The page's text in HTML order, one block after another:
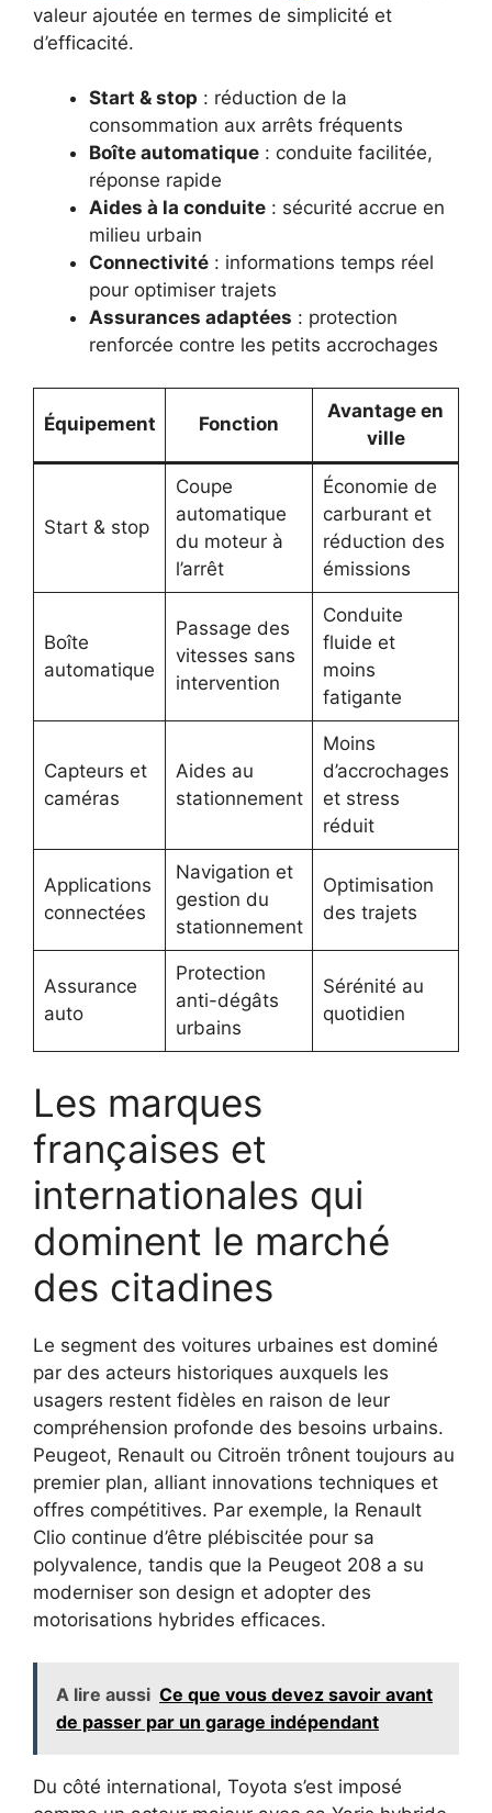
valeur ajoutée en termes de simplicité et
d’efficacité.
Start & stop : réduction de la
consommation aux arrêts fréquents
Boîte automatique : conduite facilitée,
réponse rapide
Aides à la conduite : sécurité accrue en
milieu urbain
Connectivité : informations temps réel
pour optimiser trajets
Assurances adaptées : protection
renforcée contre les petits accrochages
Équipement Fonction
Avantage en
ville
Start & stop
Coupe
automatique
du moteur à
l’arrêt
Économie de
carburant et
réduction des
émissions
Boîte
automatique
Passage des
vitesses sans
intervention
Conduite
fluide et
moins
fatigante
Capteurs et
caméras
Aides au
stationnement
Moins
d’accrochages
et stress
réduit
Applications
connectées
Navigation et
gestion du
stationnement
Optimisation
des trajets
Assurance
auto
Protection
anti-dégâts
urbains
Sérénité au
quotidien
Les marques
françaises et
internationales qui
dominent le marché
des citadines
Le segment des voitures urbaines est dominé
par des acteurs historiques auxquels les
usagers restent fidèles en raison de leur
compréhension profonde des besoins urbains.
Peugeot, Renault ou Citroën trônent toujours au
premier plan, alliant innovations techniques et
offres compétitives. Par exemple, la Renault
Clio continue d’être plébiscitée pour sa
polyvalence, tandis que la Peugeot 208 a su
moderniser son design et adopter des
motorisations hybrides efficaces.
A lire aussi Ce que vous devez savoir avant
de passer par un garage indépendant
Du côté international, Toyota s’est imposé